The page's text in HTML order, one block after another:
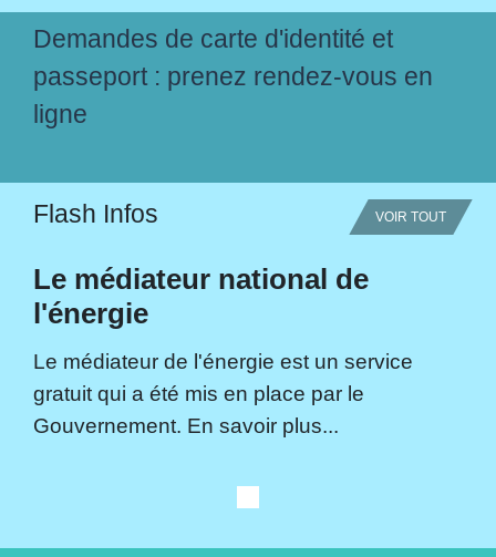
Demandes de carte d'identité et
passeport : prenez rendez-vous en
ligne
Flash Infos VOIR TOUT
Le médiateur national de
l'énergie
Le médiateur de l'énergie est un service
gratuit qui a été mis en place par le
Gouvernement. En savoir plus...